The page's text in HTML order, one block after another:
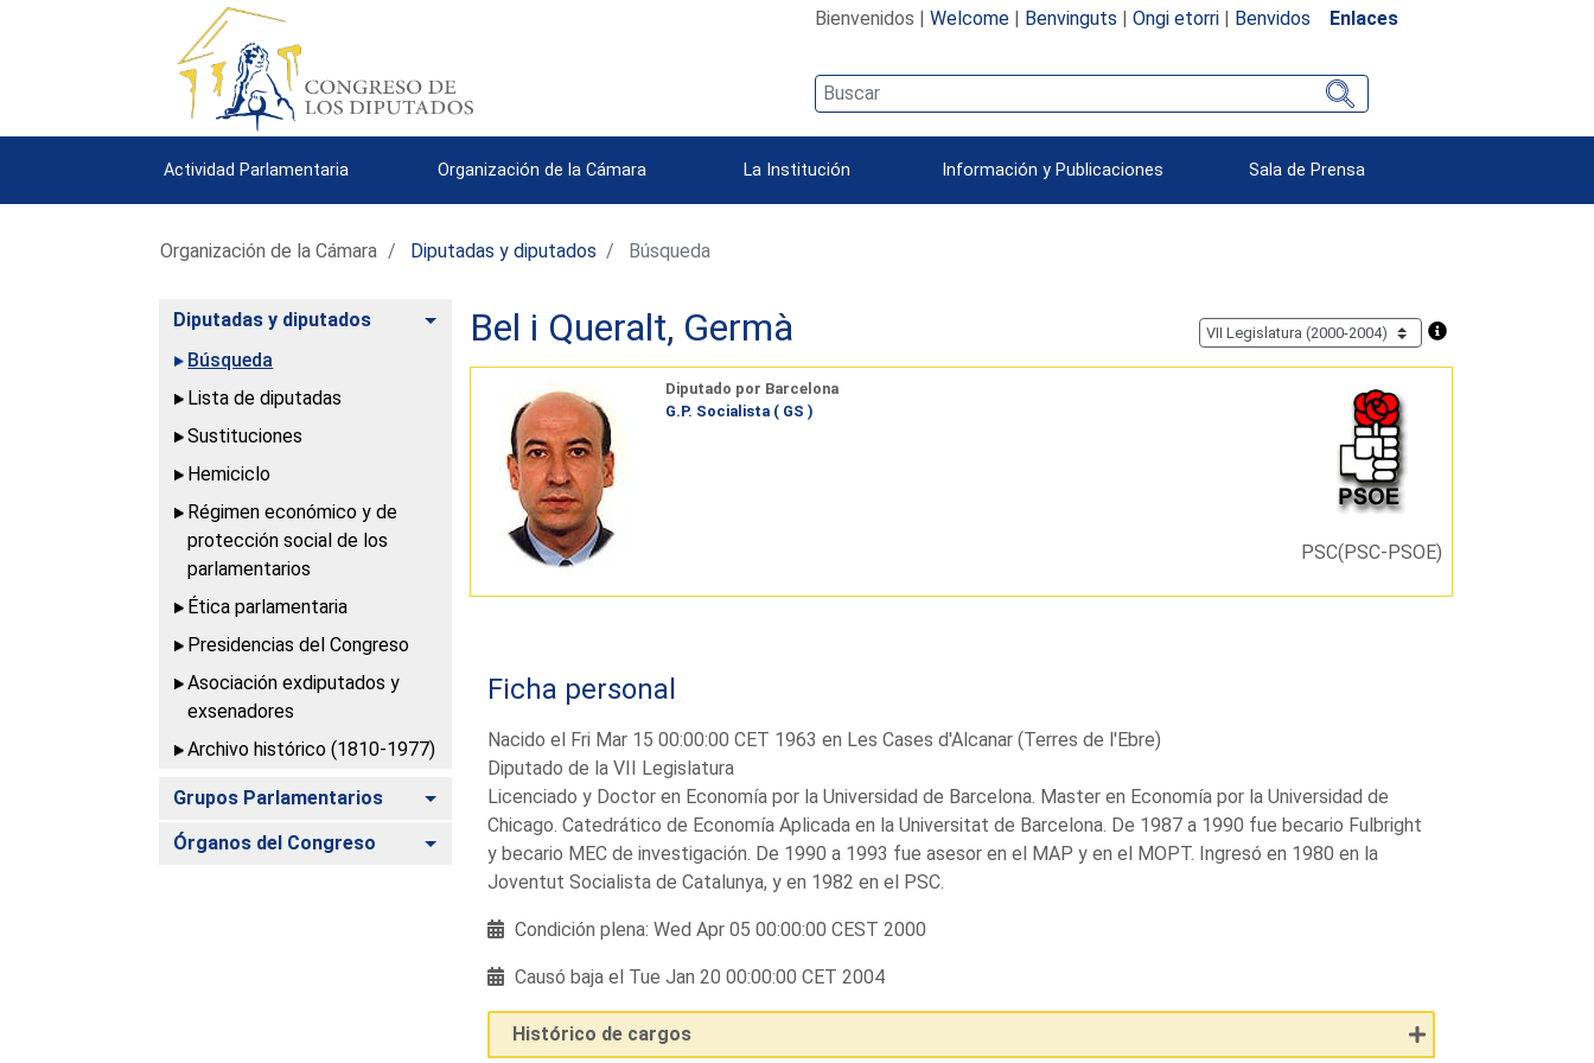
Bienvenidos | Welcome| Benvinguts | Ongi etorri| Benvidos Enlaces
Actividad Parlamentaria Organización de la Cámara La Institución Información y Publicaciones Sala de Prensa
Organización de la Cámara Diputadas y diputados Búsqueda
Diputadas y diputados
Alternar
Búsqueda
Lista de diputadas
Sustituciones
Hemiciclo
Régimen económico y de
protección social de los
parlamentarios
Ética parlamentaria
Presidencias del Congreso
Asociación exdiputados y
exsenadores
Archivo histórico (1810-1977)
Grupos Parlamentarios Alternar
Órganos del Congreso Alternar
Bel i Queralt, Germà
Diputado por Barcelona
G.P. Socialista ( GS )
PSC(PSC-PSOE)
Ficha personal
Nacido el Fri Mar 15 00:00:00 CET 1963 en Les Cases d'Alcanar (Terres de l'Ebre)
Diputado de la VII Legislatura
Licenciado y Doctor en Economía por la Universidad de Barcelona. Master en Economía por la Universidad de
Chicago. Catedrático de Economía Aplicada en la Universitat de Barcelona. De 1987 a 1990 fue becario Fulbright
y becario MEC de investigación. De 1990 a 1993 fue asesor en el MAP y en el MOPT. Ingresó en 1980 en la
Joventut Socialista de Catalunya, y en 1982 en el PSC.
Condición plena: Wed Apr 05 00:00:00 CEST 2000
Causó baja el Tue Jan 20 00:00:00 CET 2004
Histórico de cargos